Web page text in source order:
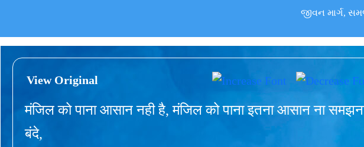
જીવન માર્ગ,
View Original
मंजिल को पाना आसान नही है, मंजिल को पाना इतना आसान ना
बंदे,